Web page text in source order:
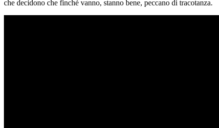
che decidono che finché vanno, stanno bene, peccano di tracotanza.